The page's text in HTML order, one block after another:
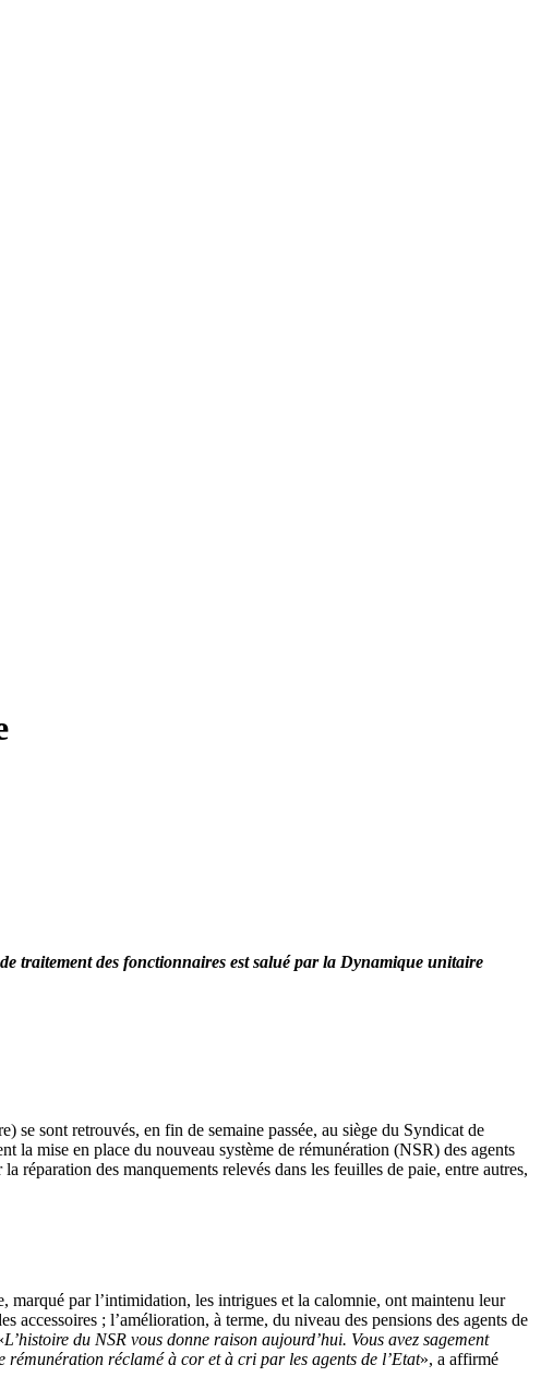
traitement des fonctionnaires est salué par la Dynamique unitaire
se sont retrouvés, en fin de semaine passée, au siège du Syndicat de
la mise en place du nouveau système de rémunération (NSR) des agents
réparation des manquements relevés dans les feuilles de paie, entre autres,
marqué par l’intimidation, les intrigues et la calomnie, ont maintenu leur
accessoires ; l’amélioration, à terme, du niveau des pensions des agents de
L’histoire du NSR vous donne raison aujourd’hui. Vous avez sagement
rémunération réclamé à cor et à cri par les agents de l’Etat», a affirmé